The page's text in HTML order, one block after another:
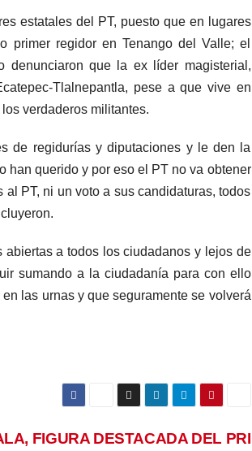
estatales del PT, puesto que en lugares
primer regidor en Tenango del Valle; el
denunciaron que la ex líder magisterial,
Tlalnepantla, pese a que vive en
verdaderos militantes.
de regidurías y diputaciones y le den la
han querido y por eso el PT no va obtener
PT, ni un voto a sus candidaturas, todos
abiertas a todos los ciudadanos y lejos de
sumando a la ciudadanía para con ello
las urnas y que seguramente se volverá
FIGURA DESTACADA DEL PRI